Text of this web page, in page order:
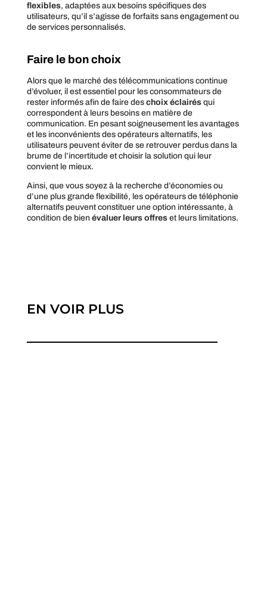
flexibles, adaptées aux besoins spécifiques des
utilisateurs, qu’il s’agisse de forfaits sans engagement ou
de services personnalisés.
Faire le bon choix
Alors que le marché des télécommunications continue
d’évoluer, il est essentiel pour les consommateurs de
rester informés afin de faire des choix éclairésqui
correspondent à leurs besoins en matière de
communication. En pesant soigneusement les avantages
et les inconvénients des opérateurs alternatifs, les
utilisateurs peuvent éviter de se retrouver perdus dans la
brume de l’incertitude et choisir la solution qui leur
convient le mieux.
Ainsi, que vous soyez à la recherche d’économies ou
d’une plus grande flexibilité, les opérateurs de téléphonie
alternatifs peuvent constituer une option intéressante, à
condition de bien évaluer leurs offreset leurs limitations.
EN VOIR PLUS